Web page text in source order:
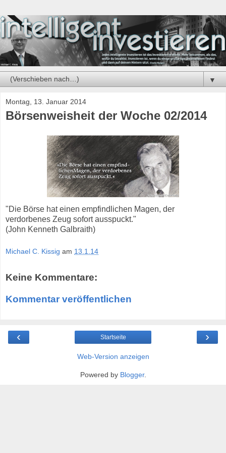
▼
Montag, 13. Januar 2014
Börsenweisheit der Woche 02/2014
"Die Börse hat einen empfindlichen Magen, der
verdorbenes Zeug sofort ausspuckt."
(John Kenneth Galbraith)
Michael C. Kissig am 13.1.14
Keine Kommentare:
Kommentar veröffentlichen
‹ ›
Startseite
Web-Version anzeigen
Powered by Blogger.